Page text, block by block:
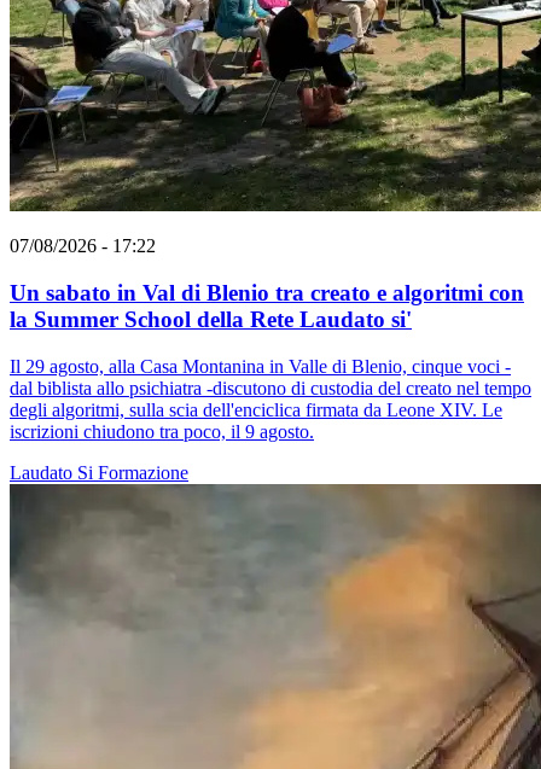
07/08/2026 - 17:22
Un sabato in Val di Blenio tra creato e algoritmi con
la Summer School della Rete Laudato si'
Il 29 agosto, alla Casa Montanina in Valle di Blenio, cinque voci -
dal biblista allo psichiatra -discutono di custodia del creato nel tempo
degli algoritmi, sulla scia dell'enciclica firmata da Leone XIV. Le
iscrizioni chiudono tra poco, il 9 agosto.
Laudato Si Formazione